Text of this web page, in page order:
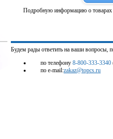
Подробную информацию о товарах
Будем рады ответить на ваши вопросы,
по телефону 8-800-333-3340
по e-mail:zakaz@topcs.ru